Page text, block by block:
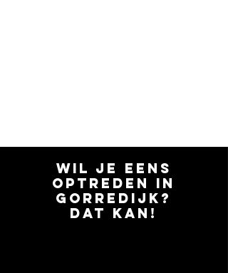
wil je eens
optreden in
gorredijk?
dat kan!